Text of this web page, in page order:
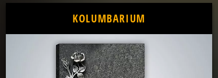
KOLUMBARIUM